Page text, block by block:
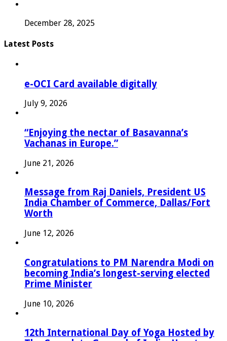
December 28, 2025
Latest Posts
e-OCI Card available digitally
July 9, 2026
“Enjoying the nectar of Basavanna’s
Vachanas in Europe.”
June 21, 2026
Message from Raj Daniels, President US
India Chamber of Commerce, Dallas/Fort
Worth
June 12, 2026
Congratulations to PM Narendra Modi on
becoming India’s longest-serving elected
Prime Minister
June 10, 2026
12th International Day of Yoga Hosted by